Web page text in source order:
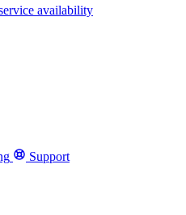
availability
Support